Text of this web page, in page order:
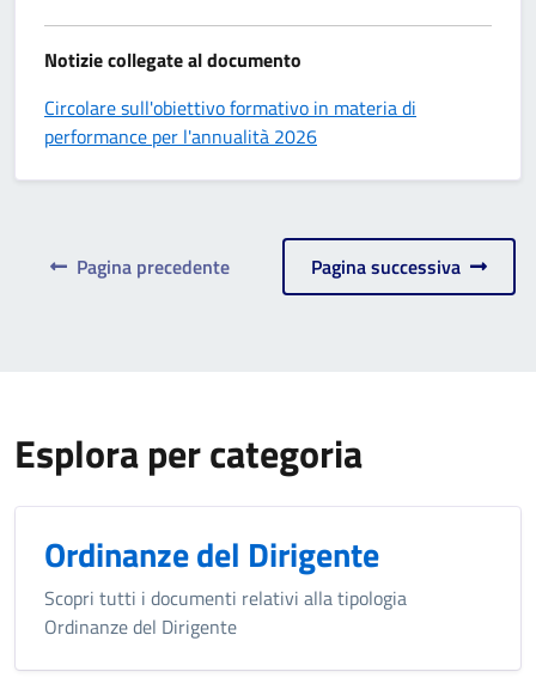
Notizie collegate al documento
Circolare sull'obiettivo formativo in materia di
performance per l'annualità 2026
Pagina precedente Pagina successiva
Esplora per categoria
Ordinanze del Dirigente
Scopri tutti i documenti relativi alla tipologia
Ordinanze del Dirigente